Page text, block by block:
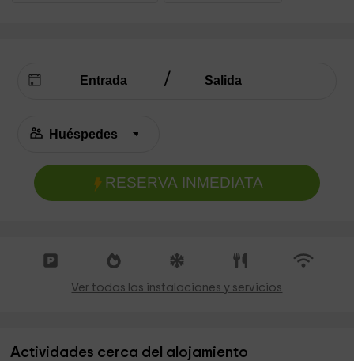
RESERVA INMEDIATA
Ver todas las instalaciones y servicios
Actividades cerca del alojamiento